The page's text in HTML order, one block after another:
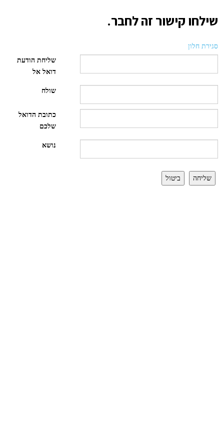
שילחו קישור זה לחבר.
סגירת חלון
שליחת הודעת
דואל אל
שולח
כתובת הדואל
שלכם
נושא
שליחה ביטול